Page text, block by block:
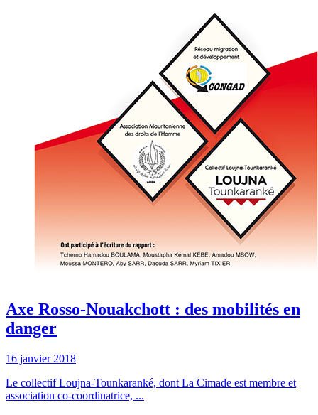
Axe Rosso-Nouakchott : des mobilités en
danger
16 janvier 2018
Le collectif Loujna-Tounkaranké, dont La Cimade est membre et
association co-coordinatrice, ...